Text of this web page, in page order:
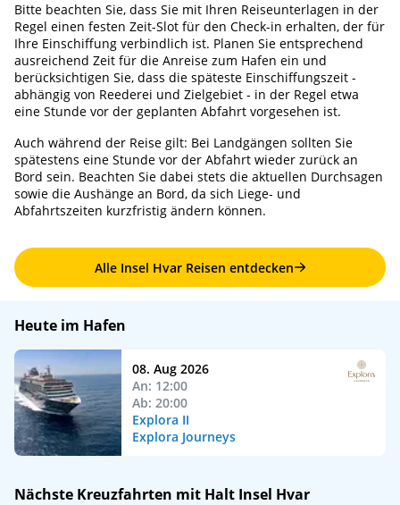
Bitte beachten Sie, dass Sie mit Ihren Reiseunterlagen in der
Regel einen festen Zeit-Slot für den Check-in erhalten, der für
Ihre Einschiffung verbindlich ist. Planen Sie entsprechend
ausreichend Zeit für die Anreise zum Hafen ein und
berücksichtigen Sie, dass die späteste Einschiffungszeit -
abhängig von Reederei und Zielgebiet - in der Regel etwa
eine Stunde vor der geplanten Abfahrt vorgesehen ist.
Auch während der Reise gilt: Bei Landgängen sollten Sie
spätestens eine Stunde vor der Abfahrt wieder zurück an
Bord sein. Beachten Sie dabei stets die aktuellen Durchsagen
sowie die Aushänge an Bord, da sich Liege- und
Abfahrtszeiten kurzfristig ändern können.
Alle Insel Hvar Reisen entdecken
Heute im Hafen
08. Aug 2026
An: 12:00
Ab: 20:00
Explora II
Explora Journeys
Nächste Kreuzfahrten mit Halt Insel Hvar